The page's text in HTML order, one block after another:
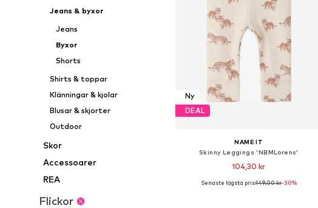
Jeans & byxor
Jeans
Byxor
Shorts
Shirts & toppar
Klänningar & kjolar
Blusar & skjorter
Outdoor
Skor
Accessoarer
REA
Flickor
Ny
DEAL
NAME IT
Skinny Leggings 'NBMLorens'
104,30 kr
Senaste lägsta pris:149,00 kr-30%